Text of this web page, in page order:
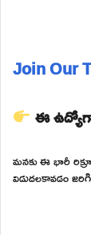
Join Our
ఈ
మనకు ఈ భారీ
విడుదలకావడం